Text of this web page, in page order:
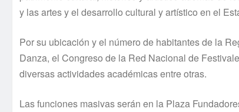
y las artes y el desarrollo cultural y artí­stico en el
Por su ubicación y el número de habitantes de la
Danza, el Congreso de la Red Nacional de
diversas actividades académicas entre otras.
Las funciones masivas serán en la Plaza